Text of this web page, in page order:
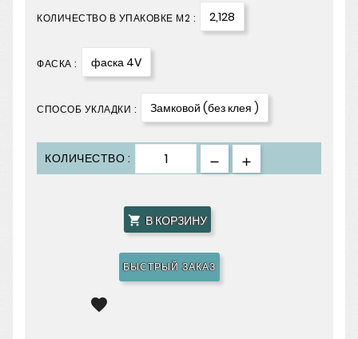
КОЛИЧЕСТВО В УПАКОВКЕ М2 : 2,128
ФАСКА : фаска 4V
СПОСОБ УКЛАДКИ : Замковой (без клея )
КОЛИЧЕСТВО :
 В КОРЗИНУ
БЫСТРЫЙ ЗАКАЗ
